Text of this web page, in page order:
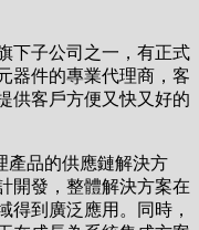
下子公司之一，有正式
器件的專業代理商，客
供客戶方便又快又好的
產品的供應鏈解決方
開發，整體解決方案在
得到廣泛應用。同時，